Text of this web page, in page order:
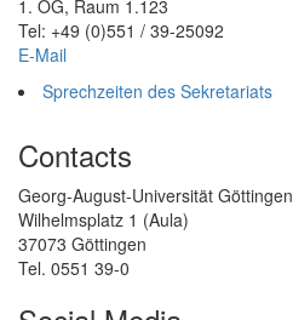
1. OG, Raum 1.123
Tel: +49 (0)551 / 39-25092
E-Mail
Sprechzeiten des Sekretariats
Contacts
Georg-August-Universität Göttingen
Wilhelmsplatz 1 (Aula)
37073 Göttingen
Tel. 0551 39-0